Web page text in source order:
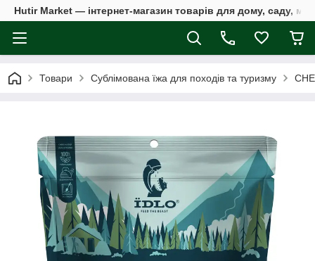
Hutir Market — інтернет-магазин товарів для дому, саду,
Товари Сублімована їжа для походів та туризму